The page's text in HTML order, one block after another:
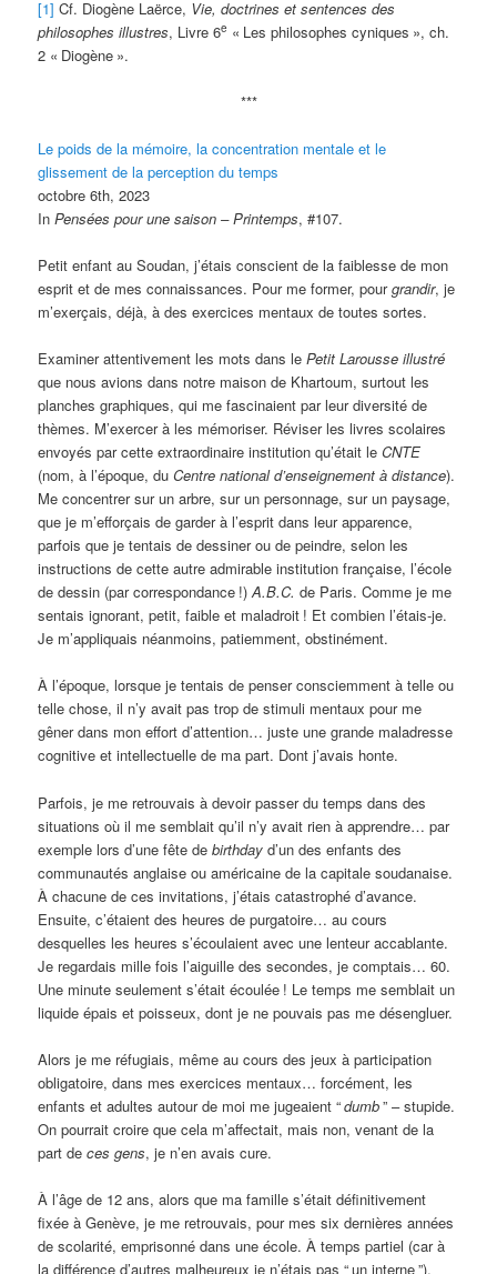
[1] Cf. Diogène Laërce, Vie, doctrines et sentences des
philosophes illustres, Livre 6e « Les philosophes cyniques », ch.
2 « Diogène ».
***
Le poids de la mémoire, la concentration mentale et le
glissement de la perception du temps
octobre 6th, 2023
InPensées pour une saison – Printemps, #107.
Petit enfant au Soudan, j’étais conscient de la faiblesse de mon
esprit et de mes connaissances. Pour me former, pourgrandir, je
m’exerçais, déjà, à des exercices mentaux de toutes sortes.
Examiner attentivement les mots dans lePetit Larousse illustré
que nous avions dans notre maison de Khartoum, surtout les
planches graphiques, qui me fascinaient par leur diversité de
thèmes. M’exercer à les mémoriser. Réviser les livres scolaires
envoyés par cette extraordinaire institution qu’était leCNTE
(nom, à l’époque, duCentre national d’enseignement à distance).
Me concentrer sur un arbre, sur un personnage, sur un paysage,
que je m’efforçais de garder à l’esprit dans leur apparence,
parfois que je tentais de dessiner ou de peindre, selon les
instructions de cette autre admirable institution française, l’école
de dessin (par correspondance !)A.B.C. de Paris. Comme je me
sentais ignorant, petit, faible et maladroit ! Et combien l’étais-je.
Je m’appliquais néanmoins, patiemment, obstinément.
À l’époque, lorsque je tentais de penser consciemment à telle ou
telle chose, il n’y avait pas trop de stimuli mentaux pour me
gêner dans mon effort d’attention… juste une grande maladresse
cognitive et intellectuelle de ma part. Dont j’avais honte.
Parfois, je me retrouvais à devoir passer du temps dans des
situations où il me semblait qu’il n’y avait rien à apprendre… par
exemple lors d’une fête debirthday d’un des enfants des
communautés anglaise ou américaine de la capitale soudanaise.
À chacune de ces invitations, j’étais catastrophé d’avance.
Ensuite, c’étaient des heures de purgatoire… au cours
desquelles les heures s’écoulaient avec une lenteur accablante.
Je regardais mille fois l’aiguille des secondes, je comptais… 60.
Une minute seulement s’était écoulée ! Le temps me semblait un
liquide épais et poisseux, dont je ne pouvais pas me désengluer.
Alors je me réfugiais, même au cours des jeux à participation
obligatoire, dans mes exercices mentaux… forcément, les
enfants et adultes autour de moi me jugeaient “dumb” – stupide.
On pourrait croire que cela m’affectait, mais non, venant de la
part deces gens, je n’en avais cure.
À l’âge de 12 ans, alors que ma famille s’était définitivement
fixée à Genève, je me retrouvais, pour mes six dernières années
de scolarité, emprisonné dans une école. À temps partiel (car à
la différence d’autres malheureux je n’étais pas “un interne”),